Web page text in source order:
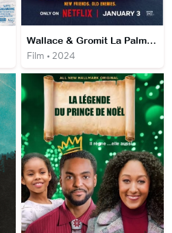
Wallace & Gromit La Palme de la Vengeance
Film • 2024